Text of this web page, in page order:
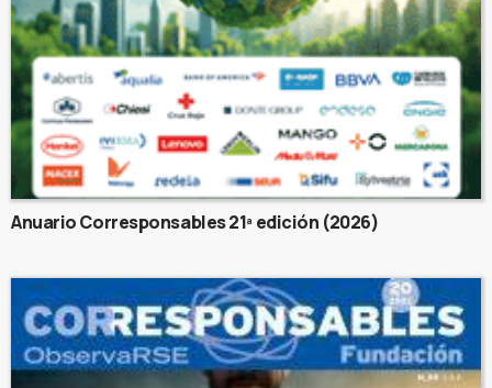
Anuario Corresponsables 21ª edición (2026)